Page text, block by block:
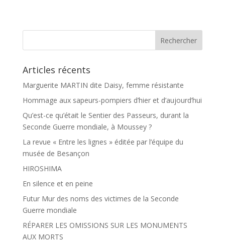
o e
Articles récents
Marguerite MARTIN dite Daisy, femme résistante
Hommage aux sapeurs-pompiers d’hier et d’aujourd’hui
Qu’est-ce qu’était le Sentier des Passeurs, durant la
Seconde Guerre mondiale, à Moussey ?
La revue « Entre les lignes » éditée par l’équipe du
musée de Besançon
HIROSHIMA
En silence et en peine
Futur Mur des noms des victimes de la Seconde
Guerre mondiale
RÉPARER LES OMISSIONS SUR LES MONUMENTS
AUX MORTS